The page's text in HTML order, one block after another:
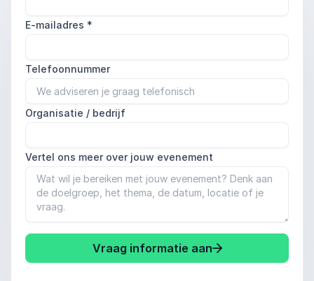
E-mailadres *
Telefoonnummer
Organisatie / bedrijf
Vertel ons meer over jouw evenement
Vraag informatie aan